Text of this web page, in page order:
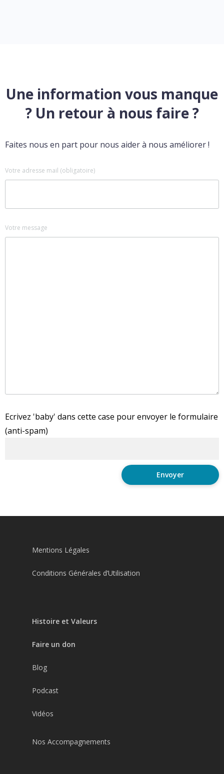
Une information vous manque
? Un retour à nous faire ?
Faites nous en part pour nous aider à nous améliorer !
Votre adresse mail (obligatoire)
Votre message
Ecrivez 'baby' dans cette case pour envoyer le formulaire
(anti-spam)
Mentions Légales
Conditions Générales d’Utilisation
Histoire et Valeurs
Faire un don
Blog
Podcast
Vidéos
Nos Accompagnements